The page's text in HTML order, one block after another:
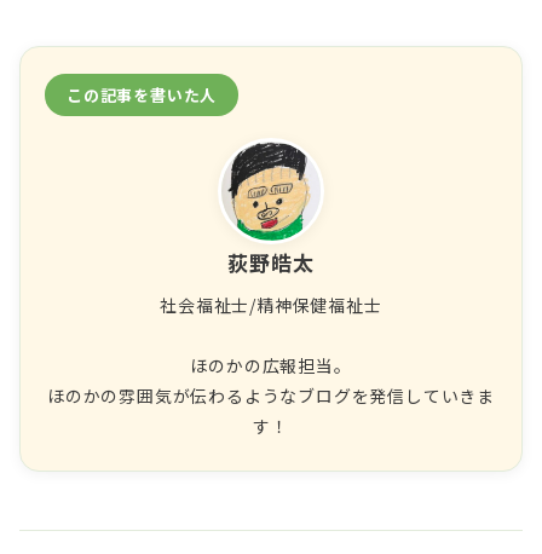
この記事を書いた人
荻野皓太
社会福祉士/精神保健福祉士
ほのかの広報担当。
ほのかの雰囲気が伝わるようなブログを発信していきま
す！